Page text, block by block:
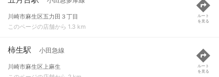
川崎市麻生区五力田３丁目
このページの店舗から 1.3 km
ルート
を見る
柿生駅 小田急線
川崎市麻生区上麻生
ルート
を見る